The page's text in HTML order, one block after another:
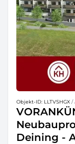
Objekt-ID: LLTVSHGX /
Deining -